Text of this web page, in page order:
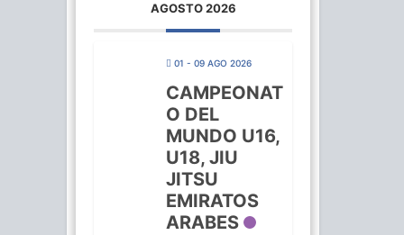
AGOSTO 2026
01 - 09 AGO 2026
CAMPEONAT
O DEL
MUNDO U16,
U18, JIU
JITSU
EMIRATOS
ARABES